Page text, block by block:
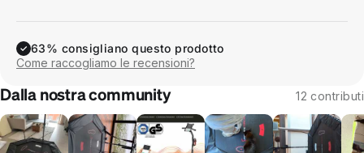
✓ 63% consigliano questo prodotto
Come raccogliamo le recensioni?
Dalla nostra community 12 contributi